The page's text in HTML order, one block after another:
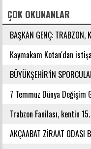
ÇOK OKUNANLAR
BAŞKAN GENÇ: TRABZON,
GELEN ŞEHİRLERİNDENDİR
Kaymakam Kotan'dan
BÜYÜKŞEHİR’İN
7 Temmuz Dünya Değişim
Trabzon Fanilası, kentin
AKÇAABAT ZİRAAT ODASI